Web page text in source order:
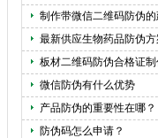
制作带微信二维码防伪
最新供应生物药品防伪方
板材二维码防伪合格证
微信防伪有什么优势
产品防伪的重要性在哪？
防伪码怎么申请？